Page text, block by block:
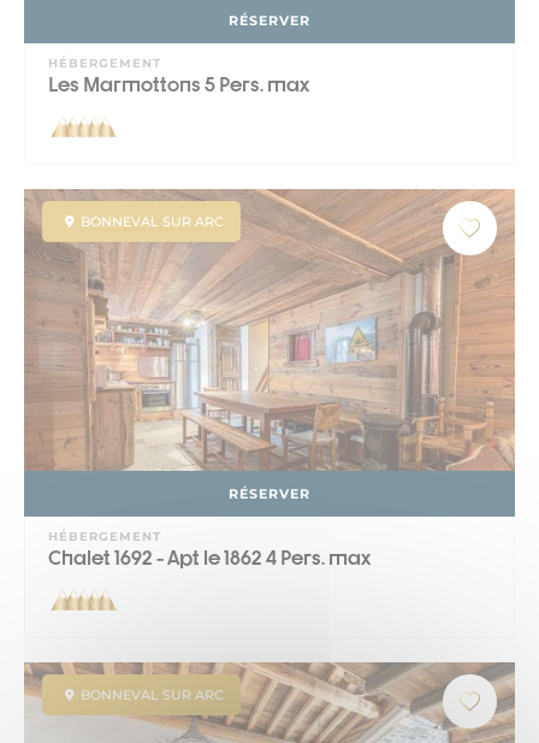
RÉSERVER
HÉBERGEMENT
Les Marmottons 5 Pers. max
BONNEVAL SUR ARC
RÉSERVER
HÉBERGEMENT
Chalet 1692 - Apt le 1862 4 Pers. max
BONNEVAL SUR ARC